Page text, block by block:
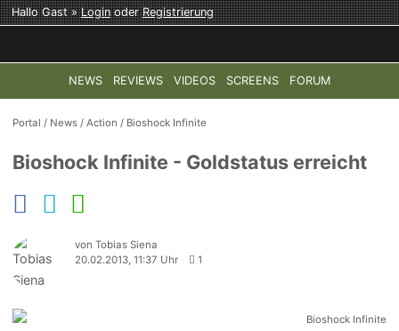
Hallo Gast »LoginoderRegistrierung
NEWS REVIEWS VIDEOS SCREENS FORUM
TOP-THEMEN: COD: MODERN WARFARE 4 HALO:
Portal / News /Action / Bioshock Infinite
Bioshock Infinite - Goldstatus erreicht
von Tobias Siena
20.02.2013, 11:37 Uhr
1